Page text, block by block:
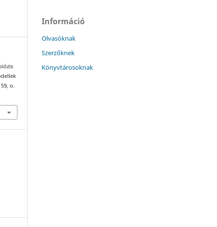
59, o.
Információ
Olvasóknak
Szerzőknek
Könyvtárosoknak